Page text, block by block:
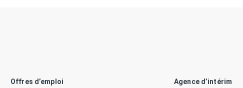
Offres d’emploi Agence d’intérim